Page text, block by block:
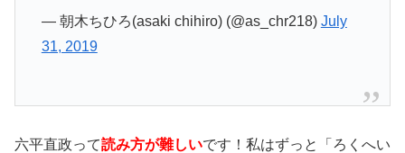
— 朝木ちひろ(asaki chihiro) (@as_chr218) July
31, 2019
六平直政って読み方が難しいです！私はずっと「ろくへい